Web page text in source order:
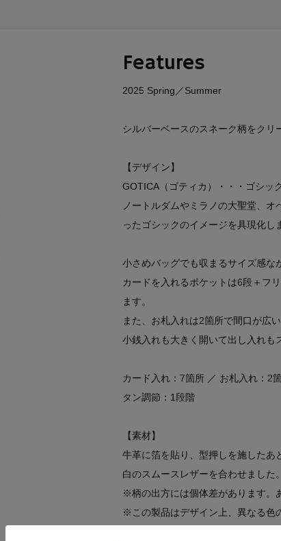
Features
2025 Spring／Summer
シルバーベースのスネーク柄をク
【デザイン】
GOTICA（ゴティカ）・・・ゴシッ
ノートルダムやミラノの大聖堂、
ったゴシックのイメージを具現化し
小さめバッグでも収まるサイズ感な
カードを入れるポケットは6段＋フ
ます。
また、お札入れは2箇所で間口が広
小銭入れも大きく開いて出し入れも
カード入れ：7箇所 ／ お札入れ：2
タン調節：1段階
【素材】
牛革に箔を貼り、型押しを施したあ
白のスムースレザーを合わせました。
※柄の出方には個体差があります。
※この製品はデザイン上、異なる色
長時間の密着や高温多湿の状態は